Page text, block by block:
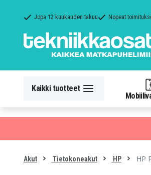
Jopa 12 kuukauden takuu Nopeat
Kaikki tuotteet
Akut Tietokoneakut HP HP